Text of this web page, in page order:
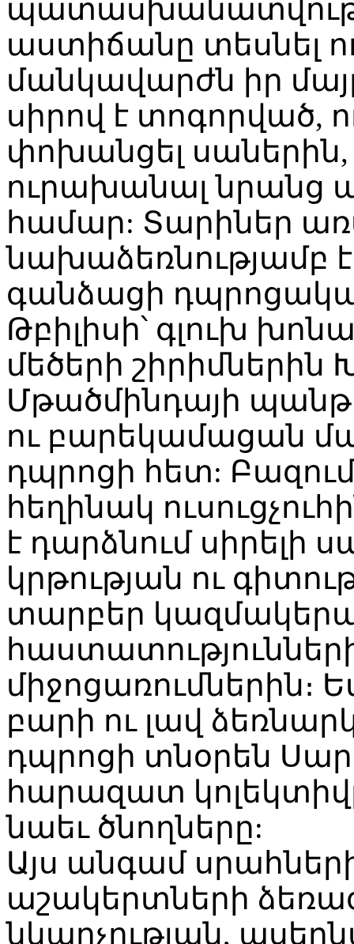
աստիճանը տեսնել
մանկավարժն իր
սիրով է տոգորված,
փոխանցել
ուրախանալ նրանց
համար: Տարիներ
նախաձեռնությամբ
գանձացի
Թբիլիսի՝ գլուխ
մեծերի շիրիմներին
Մթածմինդայի
ու բարեկամացան
դպրոցի հետ:
հեղինակ
է դարձնում սիրելի
կրթության ու
տարբեր
միջոցառումներին։
բարի ու լավ
դպրոցի տնօրեն
հարազատ
նաեւ ծնողները:
Այս անգամ
աշակերտների
նկարչության,